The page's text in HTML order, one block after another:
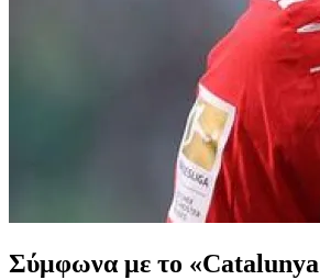
Σύμφωνα με το «Catalunya